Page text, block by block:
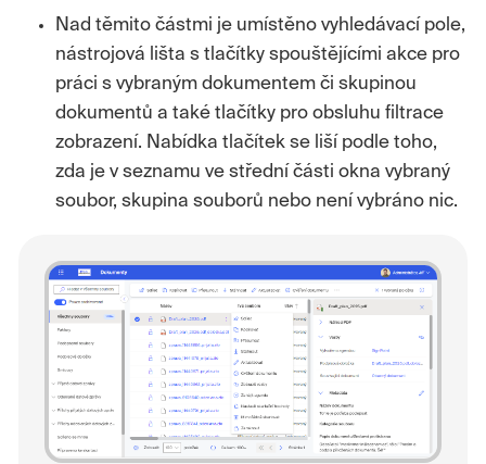
Nad těmito částmi je umístěno vyhledávací pole,
nástrojová lišta s tlačítky spouštějícími akce pro
práci s vybraným dokumentem či skupinou
dokumentů a také tlačítky pro obsluhu filtrace
zobrazení. Nabídka tlačítek se liší podle toho,
zda je v seznamu ve střední části okna vybraný
soubor, skupina souborů nebo není vybráno nic.